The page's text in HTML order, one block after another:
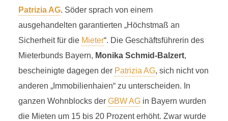
Patrizia AG. Söder sprach von einem
ausgehandelten garantierten „Höchstmaß an
Sicherheit für die Mieter“. Die Geschäftsführerin des
Mieterbunds Bayern, Monika Schmid-Balzert,
bescheinigte dagegen der Patrizia AG, sich nicht von
anderen „Immobilienhaien“ zu unterscheiden. In
ganzen Wohnblocks der GBW AGin Bayern wurden
die Mieten um 15 bis 20 Prozent erhöht. Zwar wurde